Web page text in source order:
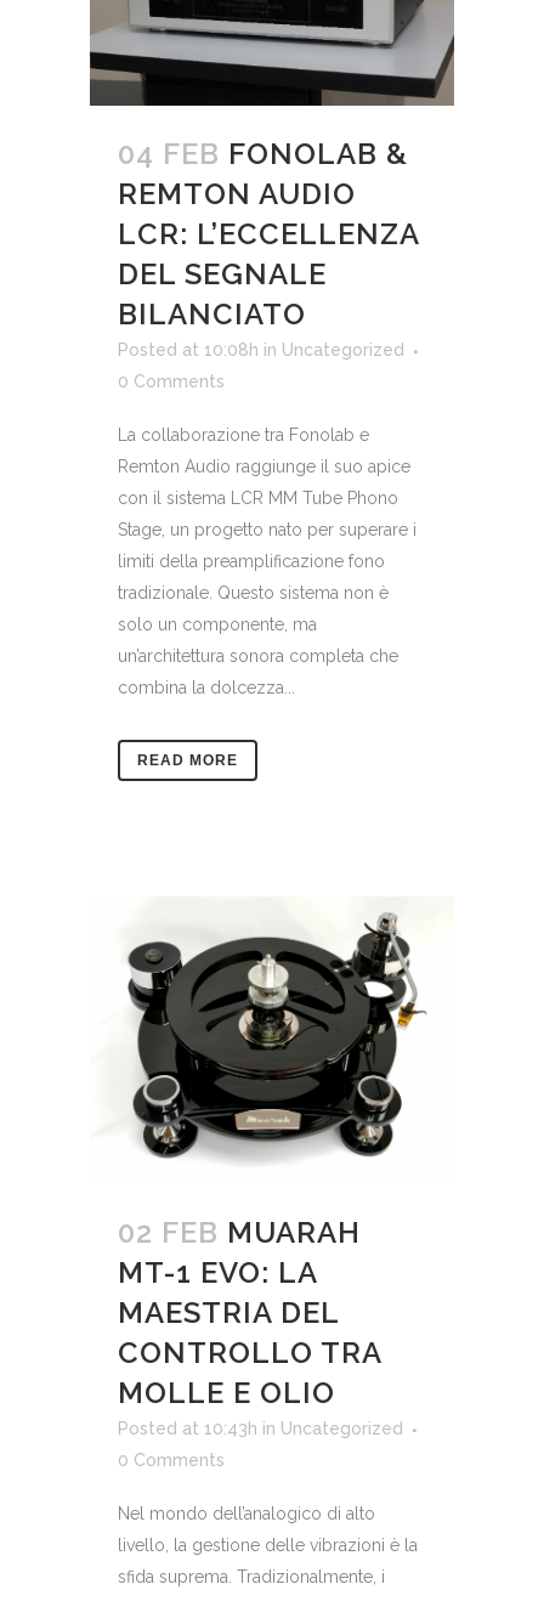
04 FEB FONOLAB &
REMTON AUDIO
LCR: L’ECCELLENZA
DEL SEGNALE
BILANCIATO
Posted at 10:08h in Uncategorized
0 Comments
La collaborazione tra Fonolab e
Remton Audio raggiunge il suo apice
con il sistema LCR MM Tube Phono
Stage, un progetto nato per superare i
limiti della preamplificazione fono
tradizionale. Questo sistema non è
solo un componente, ma
un’architettura sonora completa che
combina la dolcezza...
READ MORE
02 FEB MUARAH​‍​‌‍​‍‌
MT-1 EVO: LA
MAESTRIA DEL
CONTROLLO TRA
MOLLE E OLIO
Posted at 10:43h in Uncategorized
0 Comments
Nel mondo dell’analogico di alto
livello, la gestione delle vibrazioni è la
sfida suprema. Tradizionalmente, i